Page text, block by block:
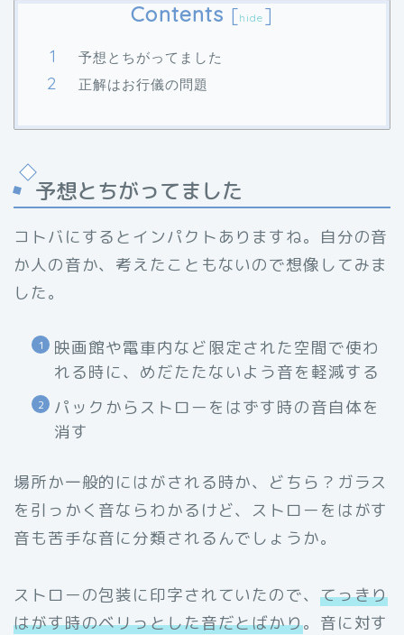
Contents [hide ]
予想とちがってました
正解はお行儀の問題
予想とちがってました
コトバにするとインパクトありますね。自分の音
か人の音か、考えたこともないので想像してみま
した。
映画館や電車内など限定された空間で使わ
れる時に、めだたたないよう音を軽減する
パックからストローをはずす時の音自体を
消す
場所か一般的にはがされる時か、どちら？ガラス
を引っかく音ならわかるけど、ストローをはがす
音も苦手な音に分類されるんでしょうか。
ストローの包装に印字されていたので、 てっきり
はがす時のベリっとした音だとばかり。音に対す